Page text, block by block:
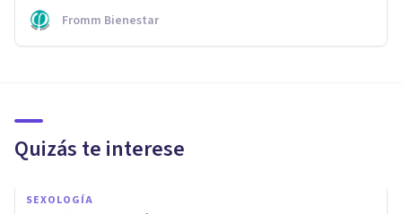
Fromm Bienestar
Quizás te interese
SEXOLOGÍA